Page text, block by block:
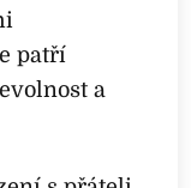
patří
a